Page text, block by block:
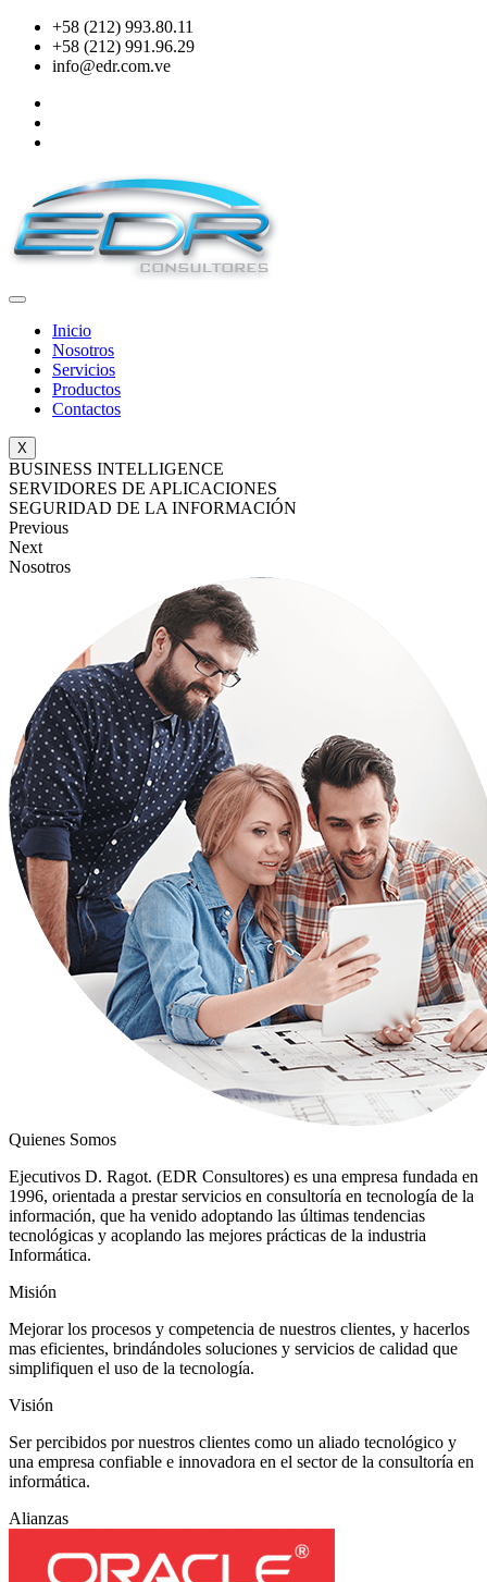
+58 (212) 993.80.11
+58 (212) 991.96.29
info@edr.com.ve
Inicio
Nosotros
Servicios
Productos
Contactos
X
BUSINESS INTELLIGENCE
SERVIDORES DE APLICACIONES
SEGURIDAD DE LA INFORMACIÓN
Previous
Next
Nosotros
Quienes Somos
Ejecutivos D. Ragot. (EDR Consultores) es una empresa fundada en
1996, orientada a prestar servicios en consultoría en tecnología de la
información, que ha venido adoptando las últimas tendencias
tecnológicas y acoplando las mejores prácticas de la industria
Informática.
Misión
Mejorar los procesos y competencia de nuestros clientes, y hacerlos
mas eficientes, brindándoles soluciones y servicios de calidad que
simplifiquen el uso de la tecnología.
Visión
Ser percibidos por nuestros clientes como un aliado tecnológico y
una empresa confiable e innovadora en el sector de la consultoría en
informática.
Alianzas